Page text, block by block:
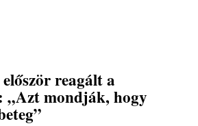
reagált a
„Azt mondják, hogy